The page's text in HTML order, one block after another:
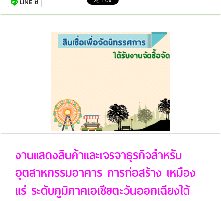
งานแสดงสินค้าและเจรจาธุรกิจสำหรับ
อุตสาหกรรมอาคาร การก่อสร้าง เหมือง
แร่ ระดับภูมิภาคเอเชียตะวันออกเฉียงใต้